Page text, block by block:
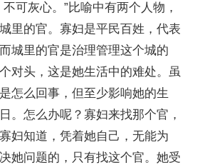
可灰心。”比喻中有两个人物，
里的官。寡妇是平民百姓，代表
城里的官是治理管理这个城的
对头，这是她生活中的难处。虽
怎么回事，但至少影响她的生
。怎么办呢？寡妇来找那个官，
妇知道，凭着她自己，无能为
她问题的，只有找这个官。她受